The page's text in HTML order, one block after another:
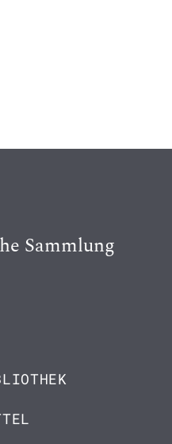
Sammlung